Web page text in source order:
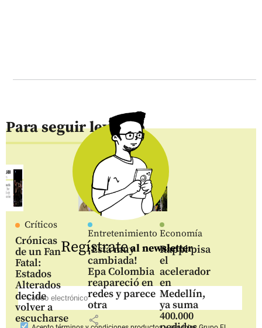
Para seguir leyendo
Críticos
Crónicas
de un Fan
Fatal:
Estados
Alterados
decide
volver a
escucharse
Entretenimiento
¡Está muy
cambiada!
Epa Colombia
reapareció en
redes y parece
otra
share
Economía
Rappi pisa
el
acelerador
en
Medellín,
ya suma
400.000
Regístrateal newsletter